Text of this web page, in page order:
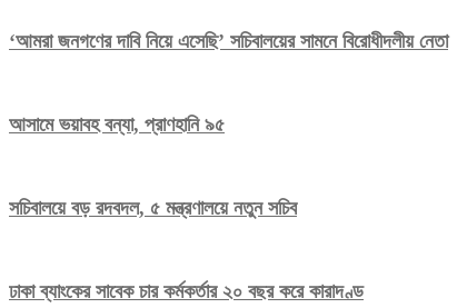
‘আমরা জনগণের দাবি নিয়ে এসেছি’ সচিবালয়ের সামনে বিরোধীদলীয় নেতা
আসামে ভয়াবহ বন্যা, প্রাণহানি ৯৫
সচিবালয়ে বড় রদবদল, ৫ মন্ত্রণালয়ে নতুন সচিব
ঢাকা ব্যাংকের সাবেক চার কর্মকর্তার ২০ বছর করে কারাদণ্ড